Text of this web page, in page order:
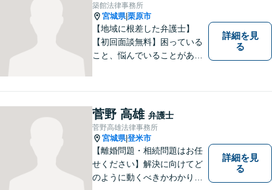
築館法律事務所
宮城県|栗原市
【地域に根差した弁護士】
【初回面談無料】困っている
こと、悩んでいることがあっ
まず弁護士に相談してみてく
ださい。離婚問題／借金問題
／交通事故／刑事事件など、
幅広く対応。【夜間／休日対
応可能】
詳細を見
る
菅野 高雄 弁護士
菅野高雄法律事務所
宮城県|登米市
【離婚問題・相続問題はお任
せください】解決に向けてど
のように動くべきかわかりや
詳細を見
る